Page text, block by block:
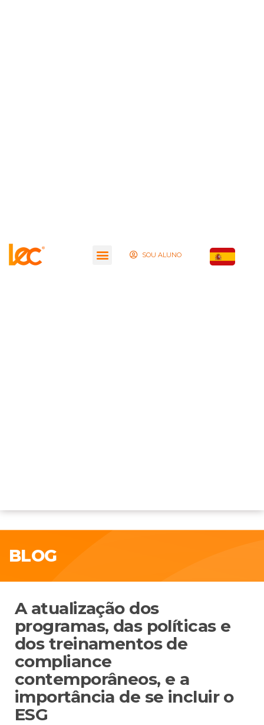
SOU ALUNO
BLOG
A atualização dos
programas, das políticas e
dos treinamentos de
compliance
contemporâneos, e a
importância de se incluir o
ESG